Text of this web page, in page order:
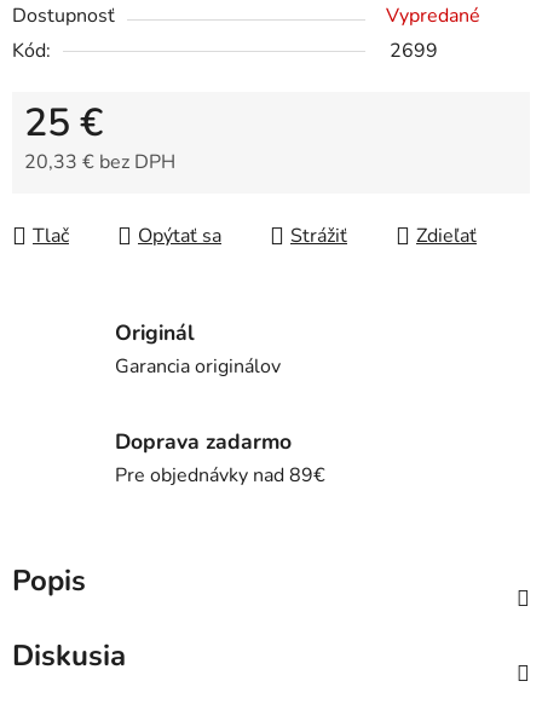
Dostupnosť
Vypredané
Kód:
2699
25 €
20,33 € bez DPH
Tlač
Opýtať sa Strážiť Zdieľať
Originál
Garancia originálov
Doprava zadarmo
Pre objednávky nad 89€
Popis
Diskusia